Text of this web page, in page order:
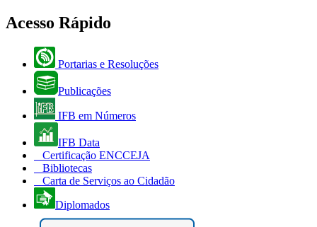
Acesso Rápido
Portarias e Resoluções
Publicações
IFB em Números
IFB Data
Certificação ENCCEJA
Bibliotecas
Carta de Serviços ao Cidadão
Diplomados